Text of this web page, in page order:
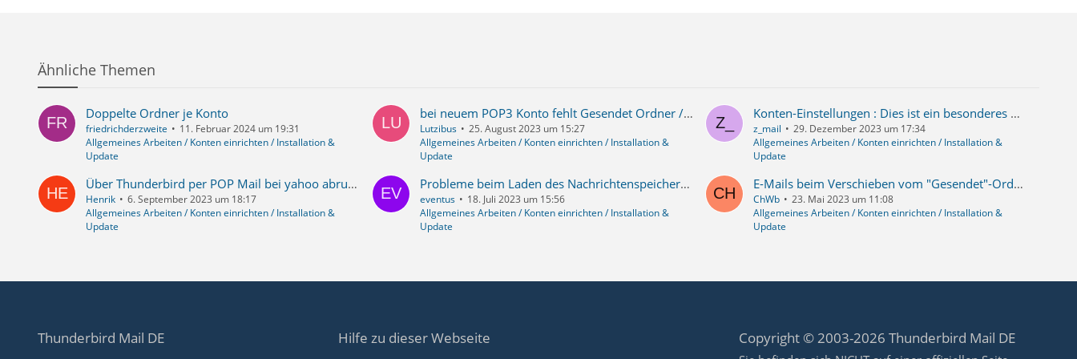
Ähnliche Themen
Doppelte Ordner je Konto
friedrichderzweite
11. Februar 2024 um 19:31
Allgemeines Arbeiten / Konten einrichten / Installation &
Update
bei neuem POP3 Konto fehlt Gesendet Ordner / Fehler beim Senden
Lutzibus
25. August 2023 um 15:27
Allgemeines Arbeiten / Konten einrichten / Installation &
Update
Konten-Einstellungen : Dies ist ein besonderes Konto, da keine Identitäten mit ihm verknüpft sind. Ordner wieder löschen
z_mail
29. Dezember 2023 um 17:34
Allgemeines Arbeiten / Konten einrichten / Installation &
Update
Über Thunderbird per POP Mail bei yahoo abrufen, die bei dem yahoo Konto nicht mehr im Posteingang liegen, sondern dort in einen Ordner verschoben wurden.
Henrik
6. September 2023 um 18:17
Allgemeines Arbeiten / Konten einrichten / Installation &
Update
Probleme beim Laden des Nachrichtenspeichers vom Konto "Lokale Ordner" und defekte neu erstellte Ordner
eventus
18. Juli 2023 um 15:56
Allgemeines Arbeiten / Konten einrichten / Installation &
Update
E-Mails beim Verschieben vom "Gesendet"-Ordner in einen lokalen Ordner verloren gegangen
ChWb
23. Mai 2023 um 11:08
Allgemeines Arbeiten / Konten einrichten / Installation &
Update
Thunderbird Mail DE Hilfe zu dieser Webseite Copyright © 2003-2026 Thunderbird Mail DE